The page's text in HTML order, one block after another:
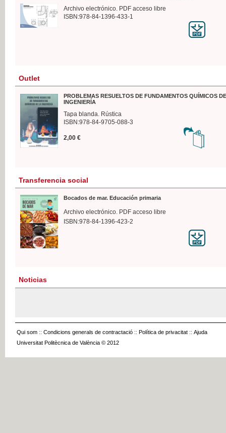
Archivo electrónico. PDF acceso libre
ISBN:978-84-1396-433-1
Outlet
PROBLEMAS RESUELTOS DE FUNDAMENTOS QUÍMICOS
INGENIERÍA
Tapa blanda. Rústica
ISBN:978-84-9705-088-3
2,00 €
Transferencia social
Bocados de mar. Educación primaria
Archivo electrónico. PDF acceso libre
ISBN:978-84-1396-423-2
Noticias
Qui som :: Condicions generals de contractació :: Política de privacitat :: Ajuda
Universitat Politècnica de València © 2012